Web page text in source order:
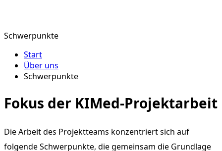
Schwerpunkte
Start
Über uns
Schwerpunkte
Fokus der KIMed-Projektarbeit
Die Arbeit des Projektteams konzentriert sich auf
folgende Schwerpunkte, die gemeinsam die Grundlage